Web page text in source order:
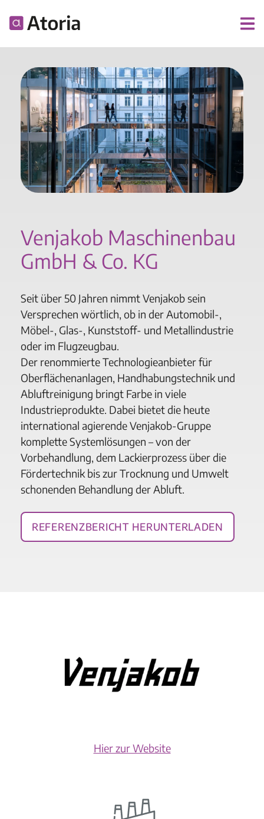
Venjakob Maschinenbau
GmbH & Co. KG
Seit über 50 Jahren nimmt Venjakob sein
Versprechen wörtlich, ob in der Automobil-,
Möbel-, Glas-, Kunststoff- und Metallindustrie
oder im Flugzeugbau.
Der renommierte Technologieanbieter für
Oberflächenanlagen, Handhabungstechnik und
Abluftreinigung bringt Farbe in viele
Industrieprodukte. Dabei bietet die heute
international agierende Venjakob-Gruppe
komplette Systemlösungen – von der
Vorbehandlung, dem Lackierprozess über die
Fördertechnik bis zur Trocknung und Umwelt
schonenden Behandlung der Abluft.
Referenzbericht herunterladen
Hier zur Website